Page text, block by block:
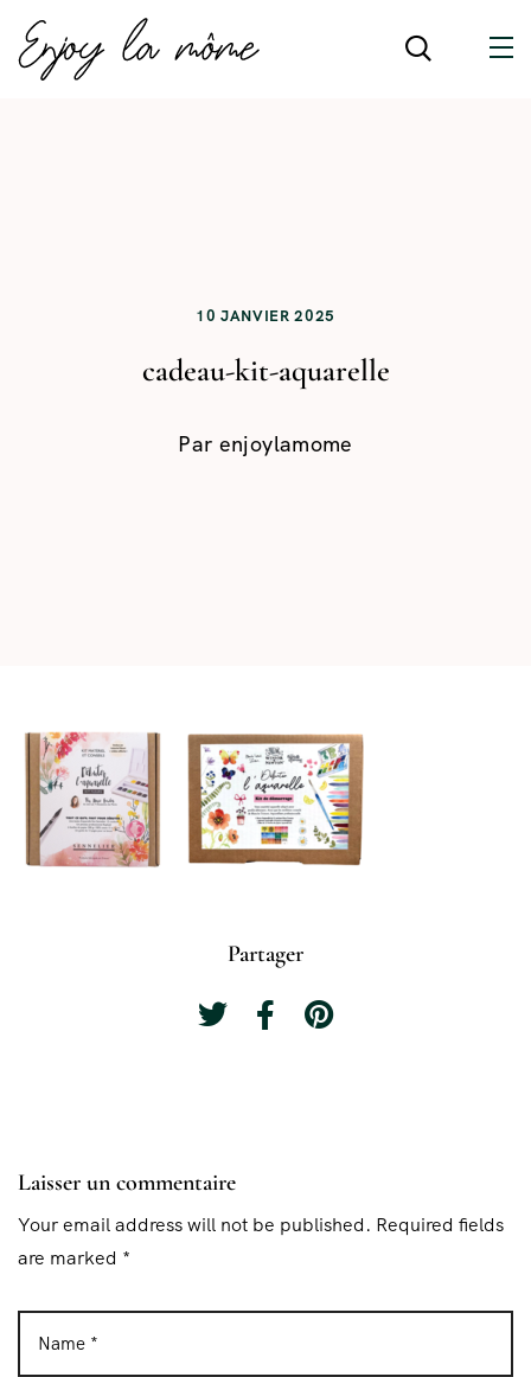
10 JANVIER 2025
cadeau-kit-aquarelle
Par enjoylamome
Partager
Laisser un commentaire
Your email address will not be published. Required fields
are marked *